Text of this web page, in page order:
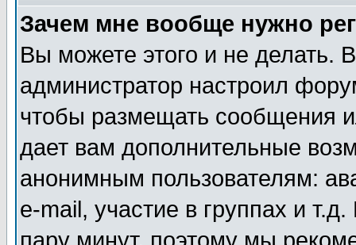
Зачем мне вообще нужно
Вы можете этого и не делать.
администратор настроил
чтобы размещать сообщения
дает вам дополнительные
анонимным пользователям:
e-mail, участие в группах и